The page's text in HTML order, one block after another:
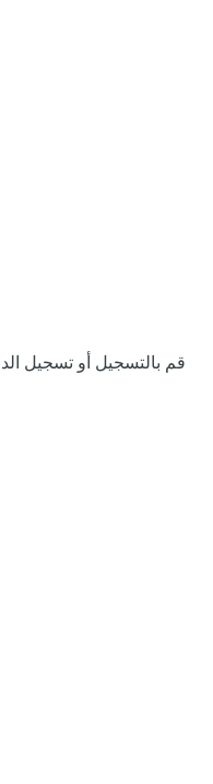
قم بالتسجيل أو تسجيل